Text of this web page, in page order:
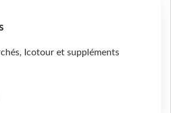
Icotour et suppléments